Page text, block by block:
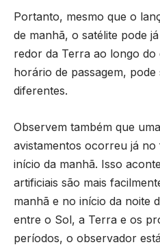
Portanto, mesmo que o
de manhã, o satélite pode
redor da Terra ao longo do
horário de passagem,
diferentes.
Observem também que
avistamentos ocorreu já no
início da manhã. Isso
artificiais são mais
manhã e no início da noite
entre o Sol, a Terra e os
períodos, o observador